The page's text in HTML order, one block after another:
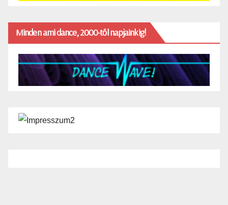
Minden ami dance, 2000-től napjainkig!